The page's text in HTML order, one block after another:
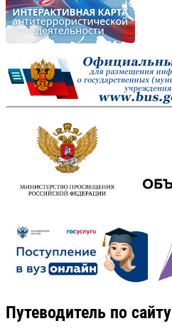
Путеводитель по сайту